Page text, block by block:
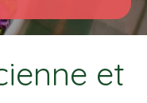
et